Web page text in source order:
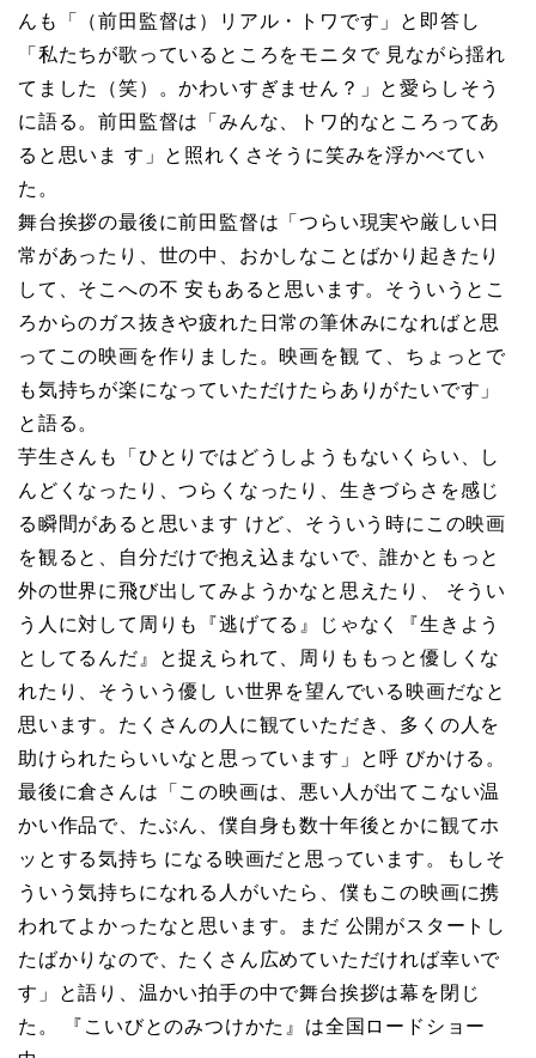
んも「（前田監督は）リアル・トワです」と即答し
「私たちが歌っているところをモニタで 見ながら揺れ
てました（笑）。かわいすぎません？」と愛らしそう
に語る。前田監督は「みんな、トワ的なところってあ
ると思いま す」と照れくさそうに笑みを浮かべてい
た。
舞台挨拶の最後に前田監督は「つらい現実や厳しい日
常があったり、世の中、おかしなことばかり起きたり
して、そこへの不 安もあると思います。そういうとこ
ろからのガス抜きや疲れた日常の筆休みになればと思
ってこの映画を作りました。映画を観 て、ちょっとで
も気持ちが楽になっていただけたらありがたいです」
と語る。
芋生さんも「ひとりではどうしようもないくらい、し
んどくなったり、つらくなったり、生きづらさを感じ
る瞬間があると思います けど、そういう時にこの映画
を観ると、自分だけで抱え込まないで、誰かともっと
外の世界に飛び出してみようかなと思えたり、 そうい
う人に対して周りも『逃げてる』じゃなく『生きよう
としてるんだ』と捉えられて、周りももっと優しくな
れたり、そういう優し い世界を望んでいる映画だなと
思います。たくさんの人に観ていただき、多くの人を
助けられたらいいなと思っています」と呼 びかける。
最後に倉さんは「この映画は、悪い人が出てこない温
かい作品で、たぶん、僕自身も数十年後とかに観てホ
ッとする気持ち になる映画だと思っています。もしそ
ういう気持ちになれる人がいたら、僕もこの映画に携
われてよかったなと思います。まだ 公開がスタートし
たばかりなので、たくさん広めていただければ幸いで
す」と語り、温かい拍手の中で舞台挨拶は幕を閉じ
た。 『こいびとのみつけかた』は全国ロードショー